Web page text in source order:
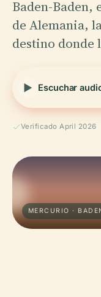
Baden-Baden,
de Alemania,
destino donde
Escuchar
Verificado April 2026
MERCURIO ·